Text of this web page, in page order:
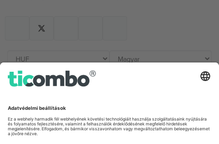
Germany
Unter den Linden 24, 10117
Berlin, Germany
United Kingdom
167 City Road, London, Greater